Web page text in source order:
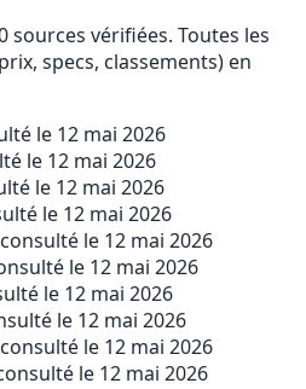
sources vérifiées. Toutes les
specs, classements) en
le 12 mai 2026
le 12 mai 2026
le 12 mai 2026
le 12 mai 2026
le 12 mai 2026
le 12 mai 2026
le 12 mai 2026
le 12 mai 2026
le 12 mai 2026
le 12 mai 2026